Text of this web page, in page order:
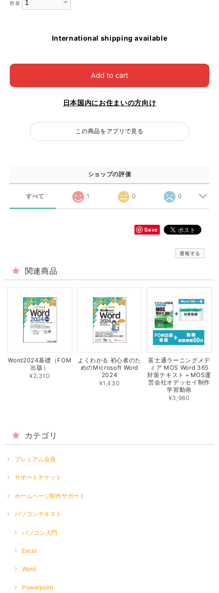
数量
International shipping available
Add to cart
日本国内にお住まいの方向け
この商品をアプリで見る
ショップの評価
すべて 1 0 0
Save
通報する
関連商品
Word2024基礎（FOM
出版）
¥2,310
よくわかる 初心者のた
めのMicrosoft Word
2024
¥1,430
富士通ラーニングメデ
ィア MOS Word 365
対策テキスト＋MOS運
営会社オデッセイ制作
学習動画
¥3,960
カテゴリ
プレミアム会員
サポートチケット
ホームページ制作サポート
パソコンテキスト
パソコン入門
Excel
Word
Powerpoint